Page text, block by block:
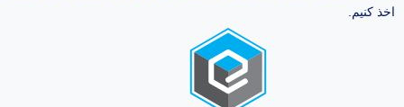
اخذ کنیم.